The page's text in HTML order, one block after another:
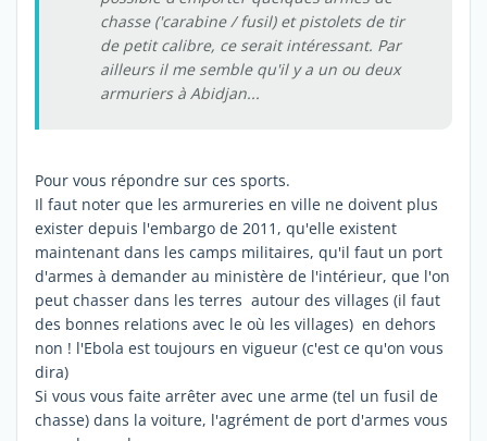
chasse ('carabine / fusil) et pistolets de tir
de petit calibre, ce serait intéressant. Par
ailleurs il me semble qu'il y a un ou deux
armuriers à Abidjan...
Pour vous répondre sur ces sports.
Il faut noter que les armureries en ville ne doivent plus
exister depuis l'embargo de 2011, qu'elle existent
maintenant dans les camps militaires, qu'il faut un port
d'armes à demander au ministère de l'intérieur, que l'on
peut chasser dans les terres autour des villages (il faut
des bonnes relations avec le où les villages) en dehors
non ! l'Ebola est toujours en vigueur (c'est ce qu'on vous
dira)
Si vous vous faite arrêter avec une arme (tel un fusil de
chasse) dans la voiture, l'agrément de port d'armes vous